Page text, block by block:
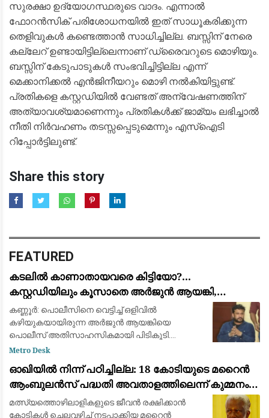
സുരക്ഷാ ഉദ്യോഗസ്ഥരുടെ വാദം. എന്നാല്‍
ഫോറന്‍സിക് പരിശോധനയില്‍ ഇത് സാധൂകരിക്കുന്ന
തെളിവുകള്‍ കണ്ടെത്താന്‍ സാധിച്ചില്ല. ബസ്സിന് നേരെ
കല്ലേറ് ഉണ്ടായിട്ടില്ലെന്നാണ് ഡ്രൈവറുടെ മൊഴിയും.
ബസ്സിന് കേടുപാടുകള്‍ സംഭവിച്ചിട്ടില്ല എന്ന്
മെക്കാനിക്കല്‍ എന്‍ജിനീയറും മൊഴി നല്‍കിയിട്ടുണ്ട്.
പ്രതികളെ കസ്റ്റഡിയില്‍ വേണ്ടത് അന്വേഷണത്തിന്
അത്യാവശ്യമാണെന്നും പ്രതികള്‍ക്ക് ജാമ്യം ലഭിച്ചാല്‍
നീതി നിര്‍വഹണം തടസ്സപ്പെടുമെന്നും എസ്‌ഐടി
റിപ്പോര്‍ട്ടിലുണ്ട്.
Share this story
FEATURED
കടലില്‍ കാണാതായവരെ കിട്ടിയോ?...
കസ്റ്റഡിയിലും കൂസാതെ അർജുൻ ആയങ്കി,
സർക്കാറിനെതിരെ പരിഹാസം
കണ്ണൂർ: പൊലീസിനെ വെട്ടിച്ച് ഒളിവിൽ
കഴിയുകയായിരുന്ന അർജുൻ ആയങ്കിയെ
പൊലീസ് അതിസാഹസികമായി പിടികൂടി.
കണ്ണൂരിലെ ഒരു വനിത അഭിഭാഷകയുടെ ഫ്ലാറ്റിൽ
അറസ്റ്റ് ചെയ്തത്. പൊലീസി
Metro Desk
ഓഖിയിൽ നിന്ന് പഠിച്ചില്ല: 18 കോടിയുടെ മറൈൻ
ആംബുലൻസ് പദ്ധതി അവതാളത്തിലെന്ന് കുമ്മനം
രാജശേഖരൻ
മത്സ്യത്തൊഴിലാളികളുടെ ജീവൻ രക്ഷിക്കാൻ
കോടികൾ ചെലവഴിച്ച് നടപ്പാക്കിയ മറൈൻ